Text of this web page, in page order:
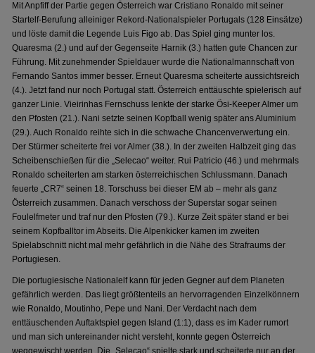
Mit Anpfiff der Partie gegen Österreich war Cristiano Ronaldo mit seiner
Startelf-Berufung alleiniger Rekord-Nationalspieler Portugals (128 Einsätze)
und löste damit die Legende Luis Figo ab. Das Spiel ging munter los.
Quaresma (2.) und auf der Gegenseite Harnik (3.) hatten gute Chancen zur
Führung. Mit zunehmender Spieldauer wurde die Nationalmannschaft von
Fernando Santos immer besser. Erneut Quaresma scheiterte aussichtsreich
(4.). Jetzt fand nur noch Portugal statt. Österreich enttäuschte spielerisch auf
ganzer Linie. Vieirinhas Fernschuss lenkte der starke Ösi-Keeper Almer um
den Pfosten (21.). Nani setzte seinen Kopfball wenig später ans Aluminium
(29.). Auch Ronaldo reihte sich in die schwache Chancenverwertung ein.
Der Stürmer scheiterte frei vor Almer (38.). In der zweiten Halbzeit ging das
Scheibenschießen für die „Selecao“ weiter. Rui Patricio (46.) und mehrmals
Ronaldo scheiterten am starken österreichischen Schlussmann. Danach
feuerte „CR7“ seinen 18. Torschuss bei dieser EM ab – mehr als ganz
Österreich zusammen. Danach verschoss der Superstar sogar seinen
Foulelfmeter und traf nur den Pfosten (79.). Kurze Zeit später stand er bei
seinem Kopfballtor im Abseits. Die Alpenkicker kamen im zweiten
Spielabschnitt nicht mal mehr gefährlich in die Nähe des Strafraums der
Portugiesen.
Die portugiesische Nationalelf kann für jeden Gegner auf dem Planeten
gefährlich werden. Das liegt größtenteils an hervorragenden Einzelkönnern
wie Ronaldo, Moutinho, Pepe und Nani. Der Verdacht nach dem
enttäuschenden Auftaktspiel gegen Island (1:1), dass es im Kader rumort
und man sich untereinander nicht versteht, konnte gegen Österreich
weggewischt werden. Die „Selecao“ spielte stark und scheiterte nur an der